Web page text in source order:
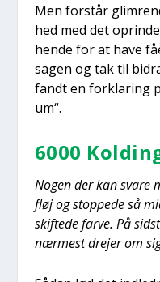
Men for­står
hed med det
hen­de for at have
sagen og tak til
fandt en for­kla­ring
um“.
6000
Nogen der kan sva­re
fløj og stop­pe­de så
skif­te­de far­ve. På
nær­mest dre­jer om